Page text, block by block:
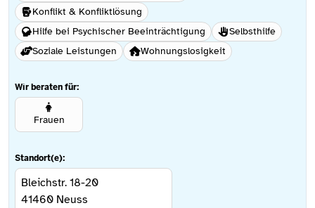
Konflikt & Konfliktlösung
Hilfe bei Psychischer Beeinträchtigung
Selbsthilfe
Soziale Leistungen
Wohnungslosigkeit
Wir beraten für:
Frauen
Standort(e):
Bleichstr. 18-20
41460 Neuss